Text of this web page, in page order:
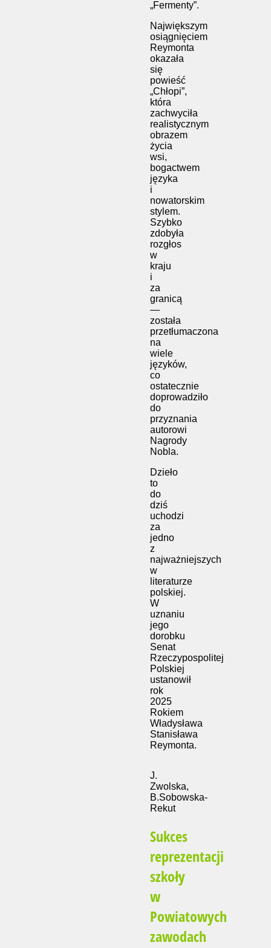
„Fermenty”.
Największym
osiągnięciem
Reymonta
okazała
się
powieść
„Chłopi”,
która
zachwyciła
realistycznym
obrazem
życia
wsi,
bogactwem
języka
i
nowatorskim
stylem.
Szybko
zdobyła
rozgłos
w
kraju
i
za
granicą
—
została
przetłumaczona
na
wiele
języków,
co
ostatecznie
doprowadziło
do
przyznania
autorowi
Nagrody
Nobla.
Dzieło
to
do
dziś
uchodzi
za
jedno
z
najważniejszych
w
literaturze
polskiej.
W
uznaniu
jego
dorobku
Senat
Rzeczypospolitej
Polskiej
ustanowił
rok
2025
Rokiem
Władysława
Stanisława
Reymonta.
J.
Zwolska,
B.Sobowska-
Rekut
Sukces
reprezentacji
szkoły
w
Powiatowych
zawodach